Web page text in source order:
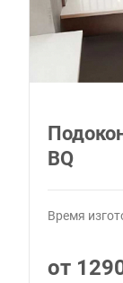
BQ
Время
от